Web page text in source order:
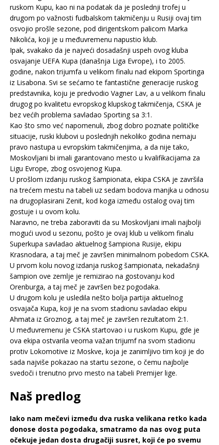
ruskom Kupu, kao ni na podatak da je poslednji trofej u
drugom po važnosti fudbalskom takmičenju u Rusiji ovaj tim
osvojio prošle sezone, pod dirigentskom palicom Marka
Nikolića, koji je u međuvremenu napustio klub.
Ipak, svakako da je najveći dosadašnji uspeh ovog kluba
osvajanje UEFA Kupa (današnja Liga Evrope), i to 2005.
godine, nakon trijumfa u velikom finalu nad ekipom Sportinga
iz Lisabona. Svi se sećamo te fantastične generacije ruskog
predstavnika, koju je predvodio Vagner Lav, a u velikom finalu
drugog po kvalitetu evropskog klupskog takmičenja, CSKA je
bez većih problema savladao Sporting sa 3:1.
Kao što smo već napomenuli, zbog dobro poznate političke
situacije, ruski klubovi u poslednjih nekoliko godina nemaju
pravo nastupa u evropskim takmičenjima, a da nije tako,
Moskovljani bi imali garantovano mesto u kvalifikacijama za
Ligu Evrope, zbog osvojenog Kupa.
U prošlom izdanju ruskog šampionata, ekipa CSKA je završila
na trećem mestu na tabeli uz sedam bodova manjka u odnosu
na drugoplasirani Zenit, kod koga između ostalog ovaj tim
gostuje i u ovom kolu.
Naravno, ne treba zaboraviti da su Moskovljani imali najbolji
mogući uvod u sezonu, pošto je ovaj klub u velikom finalu
Superkupa savladao aktuelnog šampiona Rusije, ekipu
Krasnodara, a taj meč je završen minimalnom pobedom CSKA.
U prvom kolu novog izdanja ruskog šampionata, nekadašnji
šampion ove zemlje je remizirao na gostovanju kod
Orenburga, a taj meč je završen bez pogodaka.
U drugom kolu je usledila nešto bolja partija aktuelnog
osvajača Kupa, koji je na svom stadionu savladao ekipu
Ahmata iz Groznog, a taj meč je završen rezultatom 2:1.
U međuvremenu je CSKA startovao i u ruskom Kupu, gde je
ova ekipa ostvarila veoma važan trijumf na svom stadionu
protiv Lokomotive iz Moskve, koja je zanimljivo tim koji je do
sada najviše pokazao na startu sezone, o čemu najbolje
svedoči i trenutno prvo mesto na tabeli Premijer lige.
Naš predlog
Iako nam mečevi između dva ruska velikana retko kada
donose dosta pogodaka, smatramo da nas ovog puta
očekuje jedan dosta drugačiji susret, koji će po svemu